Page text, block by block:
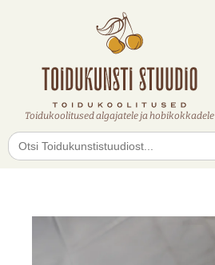
Toidukoolitused algajatele ja hobikokkadele
Search
for: